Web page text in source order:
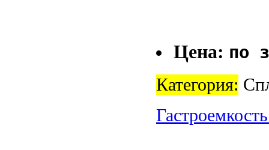
Цена: по
Категория: